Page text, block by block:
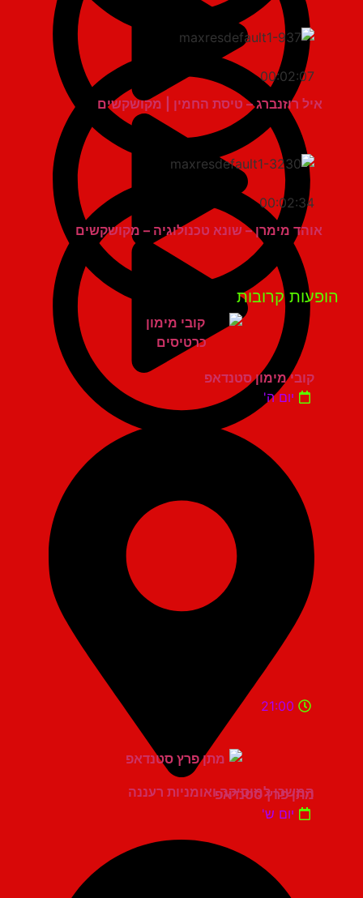
00:02:07
איל רוזנברג – טיסת החמין | מקושקשים
00:02:34
אוהד מימרן – שונא טכנולוגיה – מקושקשים
קרובות
קובי מימון סטנדאפ
יום ה'
המשכן למוסיקה ואומניות רעננה
21:00
מתן פרץ סטנדאפ
יום ש'